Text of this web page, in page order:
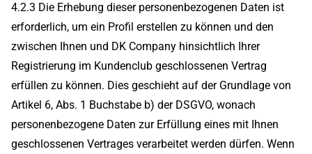
4.2.3 Die Erhebung dieser personenbezogenen Daten ist
erforderlich, um ein Profil erstellen zu können und den
zwischen Ihnen und DK Company hinsichtlich Ihrer
Registrierung im Kundenclub geschlossenen Vertrag
erfüllen zu können. Dies geschieht auf der Grundlage von
Artikel 6, Abs. 1 Buchstabe b) der DSGVO, wonach
personenbezogene Daten zur Erfüllung eines mit Ihnen
geschlossenen Vertrages verarbeitet werden dürfen. Wenn